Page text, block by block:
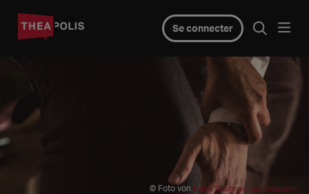
Se connecter
© Foto von Heike Trautmann auf Unsplash